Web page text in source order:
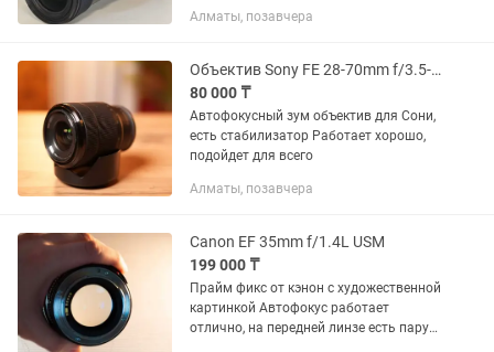
переходником - 240к
Алматы, позавчера
Объектив Sony FE 28-70mm f/3.5-5.6 OSS
80 000 ₸
Автофокусный зум объектив для Сони,
есть стабилизатор Работает хорошо,
подойдет для всего
Алматы, позавчера
Canon EF 35mm f/1.4L USM
199 000 ₸
Прайм фикс от кэнон с художественной
картинкой Автофокус работает
отлично, на передней линзе есть пару